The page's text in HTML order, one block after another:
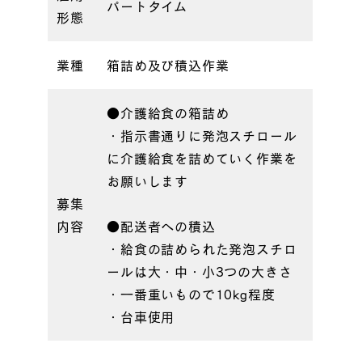
形態
パートタイム
業種 箱詰め及び積込作業
募集
内容
●介護給食の箱詰め
・指示書通りに発泡スチロール
に介護給食を詰めていく作業を
お願いします
●配送者への積込
・給食の詰められた発泡スチロ
ールは大・中・小3つの大きさ
・一番重いもので10kg程度
・台車使用